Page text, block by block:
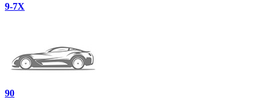
9-7X
90